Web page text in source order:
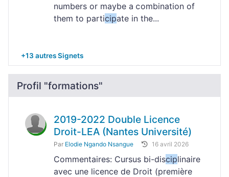
numbers or maybe a ⅽombination of
them to participate in the...
+13 autres Signets
Profil "formations"
2019-2022 Double Licence
Droit-LEA (Nantes Université)
Par Elodie Ngando Nsangue 16 avril 2026
Commentaires: Cursus bi-disciplinaire
avec une licence de Droit (première